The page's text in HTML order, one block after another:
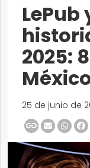
LePub
2025:
25 de junio de